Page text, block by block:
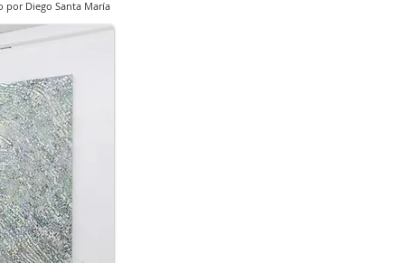
por Diego Santa María